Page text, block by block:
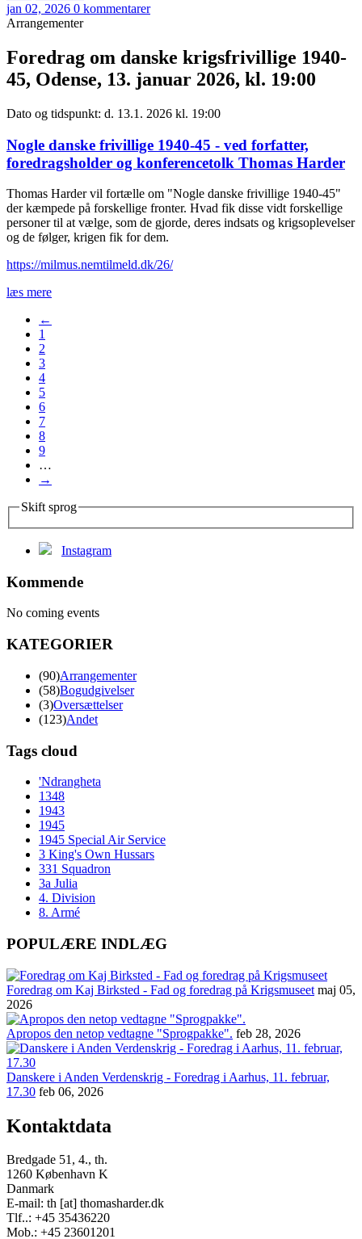
jan 02, 2026 0 kommentarer
Arrangementer
Foredrag om danske krigsfrivillige 1940-
45, Odense, 13. januar 2026, kl. 19:00
Dato og tidspunkt: d. 13.1. 2026 kl. 19:00
Nogle danske frivillige 1940-45 - ved forfatter,
foredragsholder og konferencetolk Thomas Harder
Thomas Harder vil fortælle om "Nogle danske frivillige 1940-45"
der kæmpede på forskellige fronter. Hvad fik disse vidt forskellige
personer til at vælge, som de gjorde, deres indsats og krigsoplevelser
og de følger, krigen fik for dem.
https://milmus.nemtilmeld.dk/26/
læs mere
←
1
2
3
4
5
6
7
8
9
…
→
Skift sprog
Instagram
Kommende
No coming events
KATEGORIER
(90)Arrangementer
(58)Bogudgivelser
(3)Oversættelser
(123)Andet
Tags cloud
'Ndrangheta
1348
1943
1945
1945 Special Air Service
3 King's Own Hussars
331 Squadron
3a Julia
4. Division
8. Armé
POPULÆRE INDLÆG
Foredrag om Kaj Birksted - Fad og foredrag på Krigsmuseet maj 05,
2026
Apropos den netop vedtagne "Sprogpakke". feb 28, 2026
Danskere i Anden Verdenskrig - Foredrag i Aarhus, 11. februar,
17.30 feb 06, 2026
Kontaktdata
Bredgade 51, 4., th.
1260 København K
Danmark
E-mail: th [at] thomasharder.dk
Tlf..: +45 35436220
Mob.: +45 23601201